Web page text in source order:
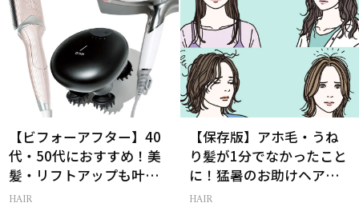
【ビフォーアフター】40
代・50代におすすめ！美
髪・リフトアップも叶う
最新ヘアケア家電3選
HAIR
【保存版】アホ毛・うね
り髪が1分でなかったこと
に！猛暑のお助けヘアア
イテム16選
HAIR